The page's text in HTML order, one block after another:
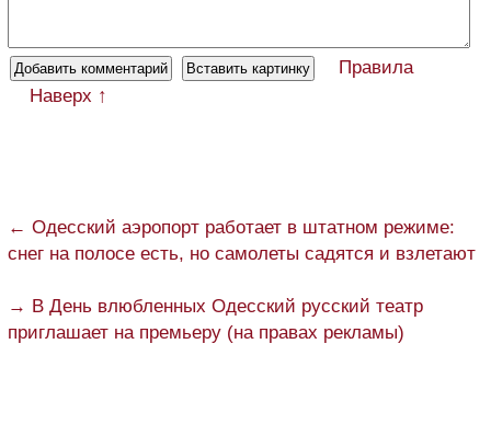
Правила
Наверх ↑
← Одесский аэропорт работает в штатном режиме:
снег на полосе есть, но самолеты садятся и взлетают
→ В День влюбленных Одесский русский театр
приглашает на премьеру (на правах рекламы)